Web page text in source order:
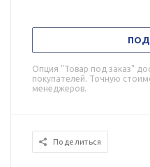
ПОД
Опция "Товар под заказ"
покупателей. Точную
менеджеров.
Поделиться